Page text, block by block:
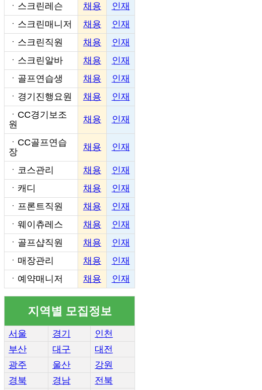
ㆍ 스크린레슨 채용
인재
ㆍ 스크린매니저 채용
인재
ㆍ 스크린직원 채용
인재
ㆍ 스크린알바 채용
인재
ㆍ 골프연습생 채용
인재
ㆍ 경기진행요원 채용
인재
ㆍ CC경기보조
원
채용 인재
ㆍ CC골프연습
장
채용 인재
ㆍ 코스관리 채용
인재
ㆍ 캐디 채용
인재
ㆍ 프론트직원 채용
인재
ㆍ 웨이츄레스 채용
인재
ㆍ 골프샵직원 채용
인재
ㆍ 매장관리 채용
인재
ㆍ 예약매니저 채용 인재
지역별 모집정보
서울 경기
인천
부산
대구
대전
광주
울산
강원
경북
경남
전북